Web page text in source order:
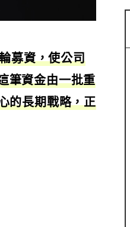
募資，使公司
筆資金由一批重
的長期戰略，正